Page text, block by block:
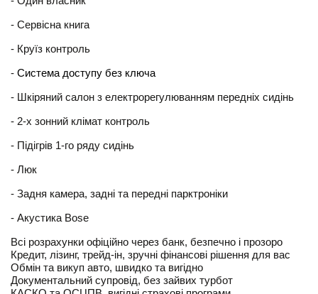
- Cервісна книга
- Круїз контроль
- Система доступу без ключа
- Шкіряний салон з електрорегулюванням передніх сидінь
- 2-х зонний клімат контроль
- Підігрів 1-го ряду сидінь
- Люк
- Задня камера, задні та передні парктроніки
- Акустика Bose
Всі розрахунки офіційно через банк, безпечно і прозоро
Кредит, лізинг, трейд-ін, зручні фінансові рішення для вас
Обмін та викуп авто, швидко та вигідно
Документальний супровід, без зайвих турбот